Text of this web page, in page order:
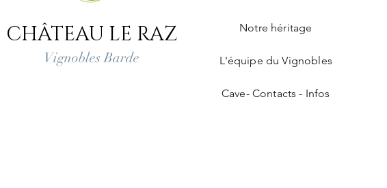
CHÂTEAU LE RAZ
Vignobles Barde
Notre héritage
L'équipe du Vignobles
Cave- Contacts - Infos